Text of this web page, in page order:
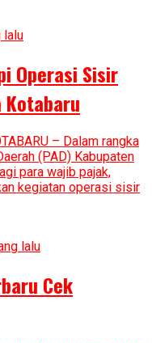
lalu
Operasi Sisir
Kotabaru
– Dalam rangka
(PAD) Kabupaten
para wajib pajak,
kegiatan operasi sisir
lalu
Cek